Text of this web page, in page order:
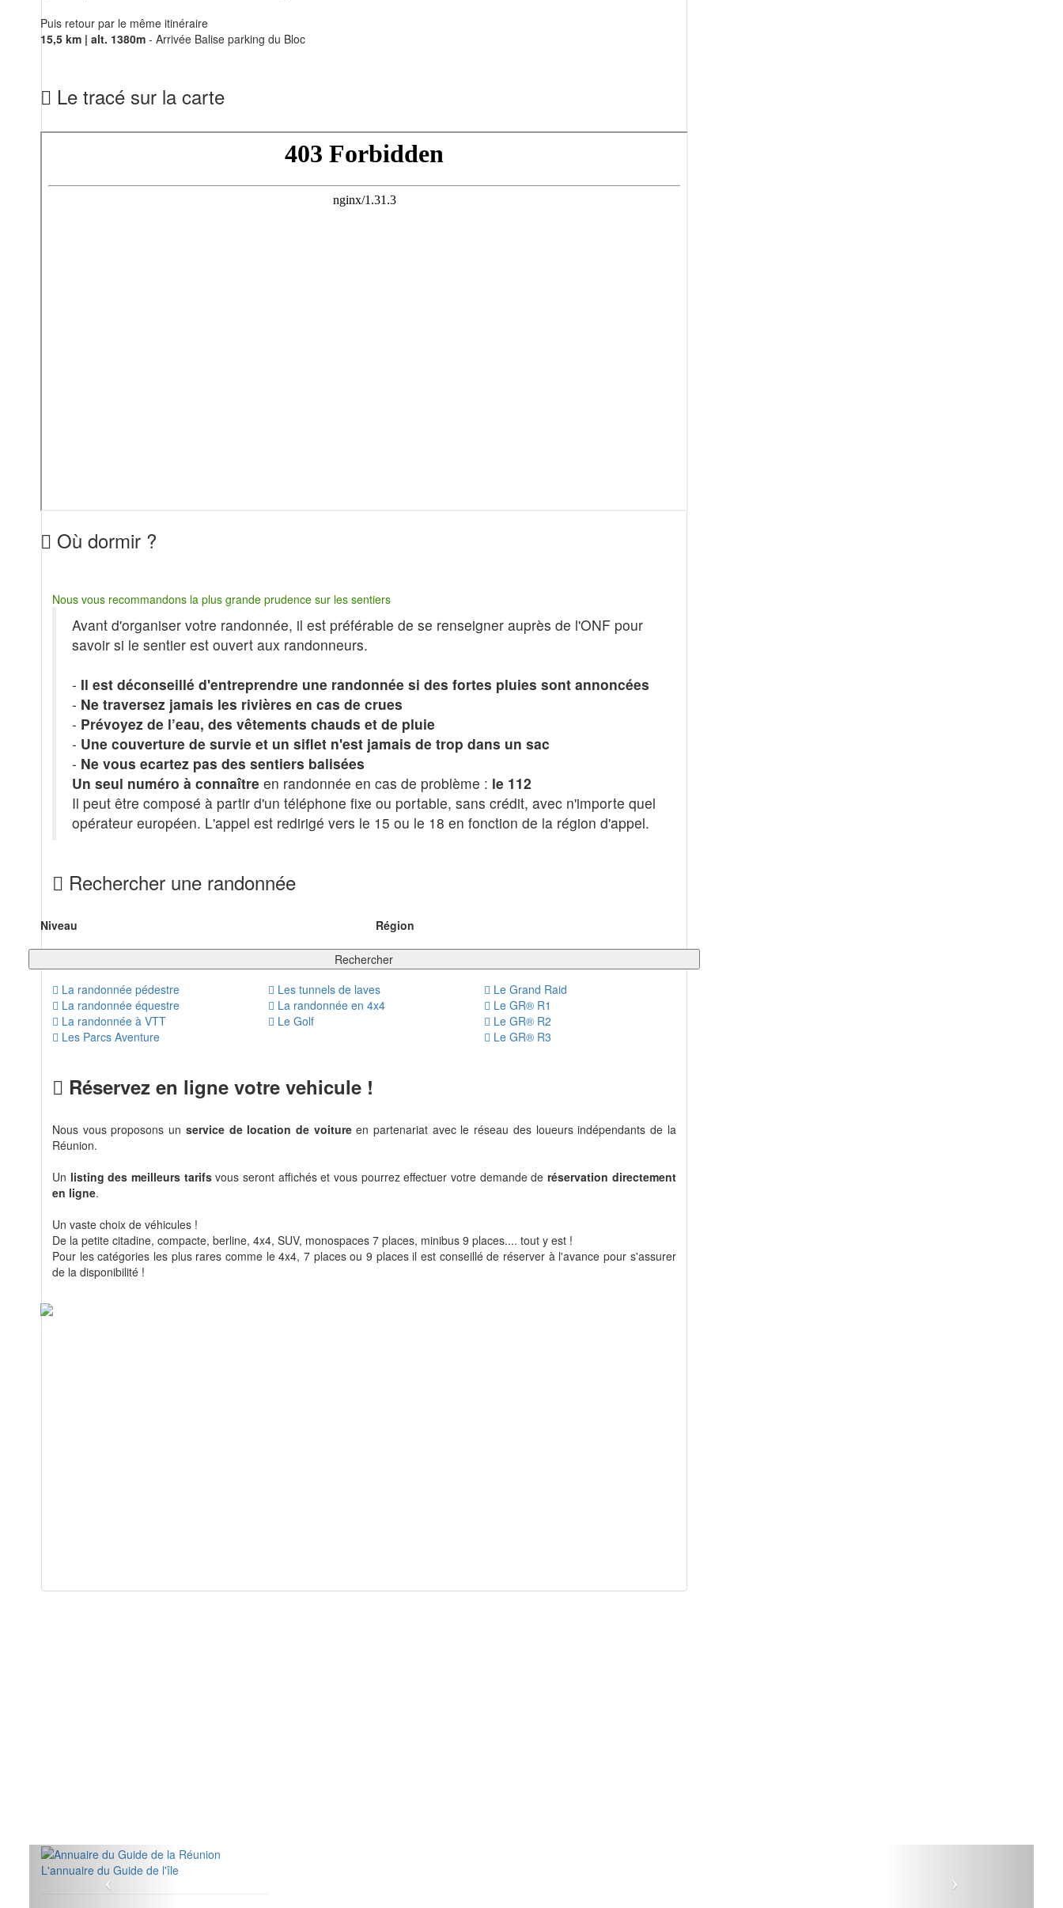
Puis retour par le même itinéraire
15,5 km | alt. 1380m - Arrivée Balise parking du Bloc
Le tracé sur la carte
Où dormir ?
Nous vous recommandons la plus grande prudence sur les sentiers
Avant d'organiser votre randonnée, il est préférable de se renseigner auprès de l'ONF pour
savoir si le sentier est ouvert aux randonneurs.
- Il est déconseillé d'entreprendre une randonnée si des fortes pluies sont annoncées
- Ne traversez jamais les rivières en cas de crues
- Prévoyez de l’eau, des vêtements chauds et de pluie
- Une couverture de survie et un siflet n'est jamais de trop dans un sac
- Ne vous ecartez pas des sentiers balisées
Un seul numéro à connaître en randonnée en cas de problème : le 112
Il peut être composé à partir d'un téléphone fixe ou portable, sans crédit, avec n'importe quel
opérateur européen. L'appel est redirigé vers le 15 ou le 18 en fonction de la région d'appel.
Rechercher une randonnée
Niveau Région
Rechercher
La randonnée pédestre
La randonnée équestre
La randonnée à VTT
Les Parcs Aventure
Les tunnels de laves
La randonnée en 4x4
Le Golf
Le Grand Raid
Le GR® R1
Le GR® R2
Le GR® R3
Réservez en ligne votre vehicule !
Nous vous proposons un service de location de voitureen partenariat avec le réseau des loueurs indépendants de la
Réunion.
Un listing des meilleurs tarifsvous seront affichés et vous pourrez effectuer votre demande de réservation directement
en ligne.
Un vaste choix de véhicules !
De la petite citadine, compacte, berline, 4x4, SUV, monospaces 7 places, minibus 9 places.... tout y est !
Pour les catégories les plus rares comme le 4x4, 7 places ou 9 places il est conseillé de réserver à l'avance pour s'assurer
de la disponibilité !
L'annuaire du Guide de l'île